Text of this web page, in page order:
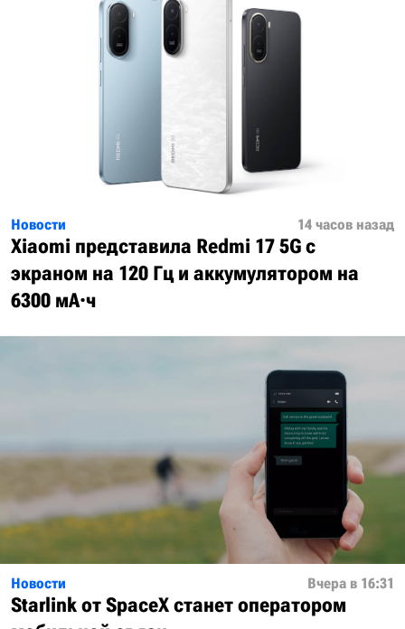
Новости 14 часов назад
Xiaomi представила Redmi 17 5G с
экраном на 120 Гц и аккумулятором на
6300 мА·ч
Новости Вчера в 16:31
Starlink от SpaceX станет оператором